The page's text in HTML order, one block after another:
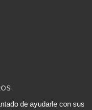
de ayudarle con sus